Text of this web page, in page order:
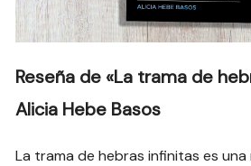
Reseña de «La trama de
Alicia Hebe Basos
La trama de hebras infinitas es una